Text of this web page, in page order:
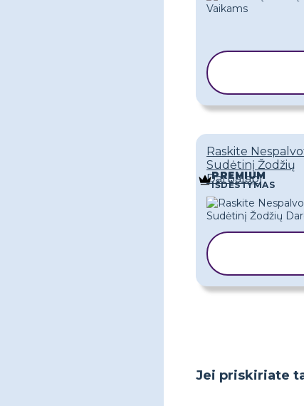
Raskite
Sudėtinį Žodžių
Darbalapį
PREMIUM
IŠDĖSTYMAS
Jei priskiriate